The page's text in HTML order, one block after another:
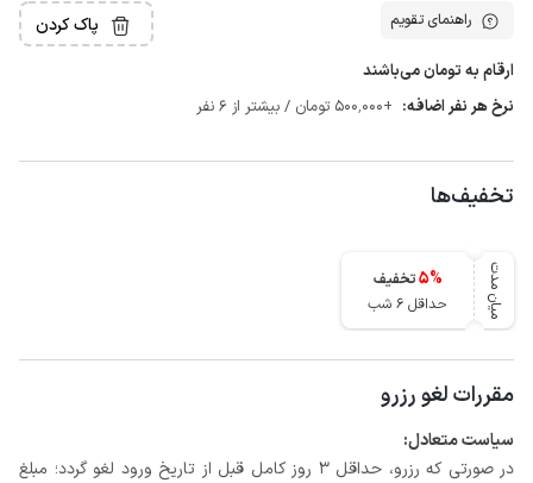
راهنمای تقویم پاک کردن
ارقام به تومان می‌باشند
نرخ هر نفر اضافه: +500٬000 تومان / بیشتر از 6 نفر
تخفیف‌ها
میان مدت 5%
تخفیف
حداقل 6 شب
مقررات لغو رزرو
سیاست متعادل:
در صورتی که رزرو، حداقل 3 روز کامل قبل از تاریخ ورود لغو گردد؛ مبلغ